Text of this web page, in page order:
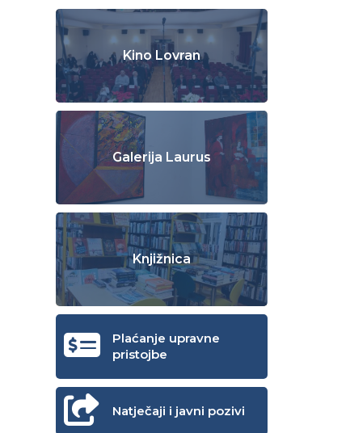
Kino Lovran
Galerija Laurus
Knjižnica
Plaćanje upravne
pristojbe
Natječaji i javni pozivi